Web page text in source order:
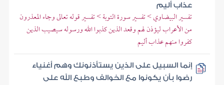
عذاب أليم
تفسير البيضاوي > تفسير سورة التوبة > تفسير قوله تعالى وجاء المعذرون
من الأعراب ليؤذن لهم وقعد الذين كذبوا الله ورسوله سيصيب الذين
كفروا منهم عذاب أليم
إنما السبيل على الذين يستأذنونك وهم أغنياء
رضوا بأن يكونوا مع الخوالف وطبع الله على